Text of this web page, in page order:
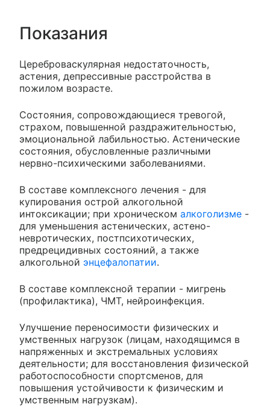
Показания
Цереброваскулярная недостаточность,
астения, депрессивные расстройства в
пожилом возрасте.
Состояния, сопровождающиеся тревогой,
страхом, повышенной раздражительностью,
эмоциональной лабильностью. Астенические
состояния, обусловленные различными
нервно-психическими заболеваниями.
В составе комплексного лечения - для
купирования острой алкогольной
интоксикации; при хроническом алкоголизме -
для уменьшения астенических, астено-
невротических, постпсихотических,
предрецидивных состояний, а также
алкогольной энцефалопатии.
В составе комплексной терапии - мигрень
(профилактика), ЧМТ, нейроинфекция.
Улучшение переносимости физических и
умственных нагрузок (лицам, находящимся в
напряженных и экстремальных условиях
деятельности; для восстановления физической
работоспособности спортсменов, для
повышения устойчивости к физическим и
умственным нагрузкам).